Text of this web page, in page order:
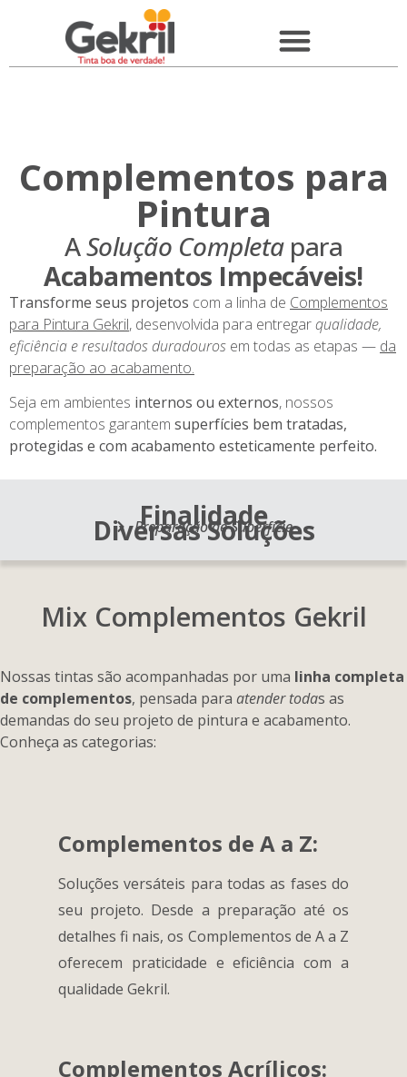
Complementos para
Pintura
ASolução Completapara
Acabamentos Impecáveis!
Transforme seus projetos com a linha de Complementos
para Pintura Gekril, desenvolvida para entregarqualidade,
eficiência e resultados duradouros em todas as etapas — da
preparação ao acabamento.
Seja em ambientes internos ou externos, nossos
complementos garantem superfícies bem tratadas,
protegidas e com acabamento esteticamente perfeito.
Diversas Soluções
Finalidade
Preparação de Superfície
Mix Complementos Gekril
Nossas tintas são acompanhadas por uma linha completa
de complementos, pensada para atender todas as
demandas do seu projeto de pintura e acabamento.
Conheça as categorias:
Complementos de A a Z:
Soluções versáteis para todas as fases do
seu projeto. Desde a preparação até os
detalhes fi nais, os Complementos de A a Z
oferecem praticidade e eficiência com a
qualidade Gekril.
Complementos Acrílicos: